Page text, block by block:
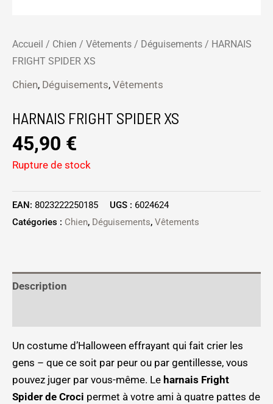
Accueil / Chien / Vêtements / Déguisements / HARNAIS
FRIGHT SPIDER XS
Chien, Déguisements, Vêtements
HARNAIS FRIGHT SPIDER XS
45,90 €
Rupture de stock
EAN: 8023222250185 UGS : 6024624
Catégories : Chien, Déguisements, Vêtements
Description
Un costume d’Halloween effrayant qui fait crier les
gens – que ce soit par peur ou par gentillesse, vous
pouvez juger par vous-même. Le harnais Fright
Spider de Croci permet à votre ami à quatre pattes de